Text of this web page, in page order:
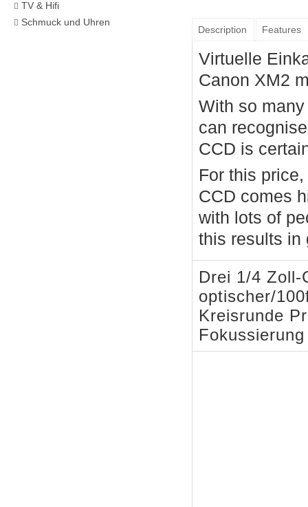
Description Features
Virtuelle
Canon XM2
With so
can
CCD is
For this
CCD comes
with lots of
this results in
Drei 1/4 Zoll-
optischer/
Kreisrunde
TV & Hifi
Schmuck und Uhren